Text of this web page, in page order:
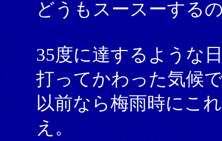
どうもスースーする
35度に達するような
打ってかわった気候
以前なら梅雨時にこ
え。